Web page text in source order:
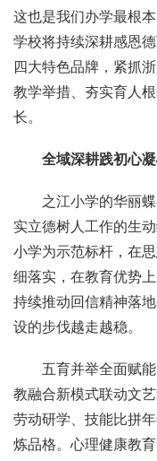
这也是我们办学最根
学校将持续深耕感恩
四大特色品牌，紧抓
教学举措、夯实育人
长。
全域深耕践初心
之江小学的华丽
实立德树人工作的生
小学为示范标杆，在
细落实，在教育优势
持续推动回信精神落
设的步伐越走越稳。
五育并举全面赋
教融合新模式联动文
劳动研学、技能比拼
炼品格。心理健康教